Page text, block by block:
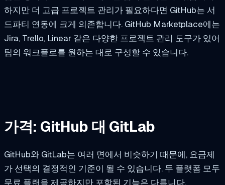
하지만 더 고급 프로젝트 관리가 필요하다면 GitHub는 서
드파티 연동에 크게 의존합니다. GitHub Marketplace에는
Jira, Trello, Linear 같은 다양한 프로젝트 관리 도구가 있어
팀의 워크플로를 원하는 대로 구성할 수 있습니다.
가격: GitHub 대 GitLab
GitHub와 GitLab는 여러 면에서 비슷하기 때문에, 요금제
가 선택의 결정적인 기준이 될 수 있습니다. 두 플랫폼 모두
무료 플랜을 제공하지만 포함된 기능은 다릅니다.